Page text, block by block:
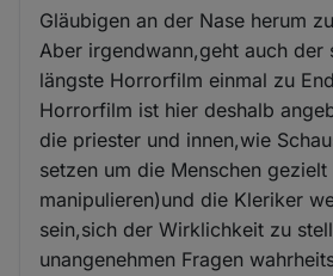
Gläubigen an der Nase herum
Aber irgendwann,geht auch der
längste Horrorfilm einmal zu
Horrorfilm ist hier deshalb
die priester und innen,wie
setzen um die Menschen gezielt
manipulieren)und die Kleriker
sein,sich der Wirklichkeit zu
unangenehmen Fragen